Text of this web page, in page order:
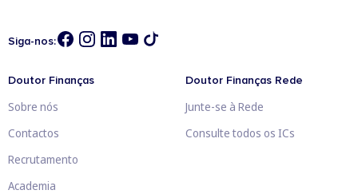
Siga-nos:
Doutor Finanças
Sobre nós
Contactos
Recrutamento
Academia
Doutor Finanças Rede
Junte-se à Rede
Consulte todos os ICs